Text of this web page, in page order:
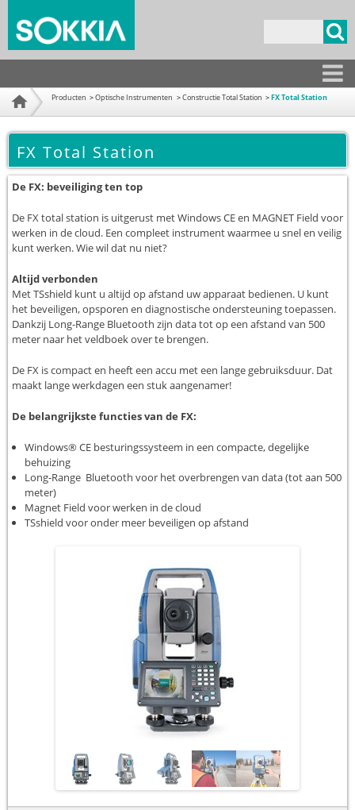
inhoud
Zoekveld
Producten
Producten Optische Instrumenten Constructie Total Station FX Total Station
FX Total Station
De FX: beveiliging ten top
De FX total station is uitgerust met Windows CE en MAGNET Field voor
werken in de cloud. Een compleet instrument waarmee u snel en veilig
kunt werken. Wie wil dat nu niet?
Altijd verbonden
Met TSshield kunt u altijd op afstand uw apparaat bedienen. U kunt
het beveiligen, opsporen en diagnostische ondersteuning toepassen.
Dankzij Long-Range Bluetooth zijn data tot op een afstand van 500
meter naar het veldboek over te brengen.
De FX is compact en heeft een accu met een lange gebruiksduur. Dat
maakt lange werkdagen een stuk aangenamer!
De belangrijkste functies van de FX:
Windows® CE besturingssysteem in een compacte, degelijke
behuizing
Long-Range Bluetooth voor het overbrengen van data (tot aan 500
meter)
Magnet Field voor werken in de cloud
TSshield voor onder meer beveiligen op afstand